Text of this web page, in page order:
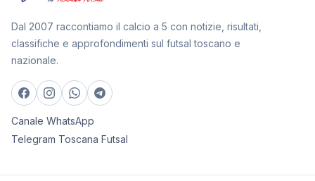
Dal 2007 raccontiamo il calcio a 5 con notizie, risultati,
classifiche e approfondimenti sul futsal toscano e
nazionale.
Canale WhatsApp
Telegram Toscana Futsal